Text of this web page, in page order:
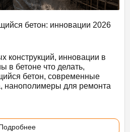
бетон: инновации 2026
конструкций, инновации в
в бетоне что делать,
бетон, современные
нанополимеры для ремонта